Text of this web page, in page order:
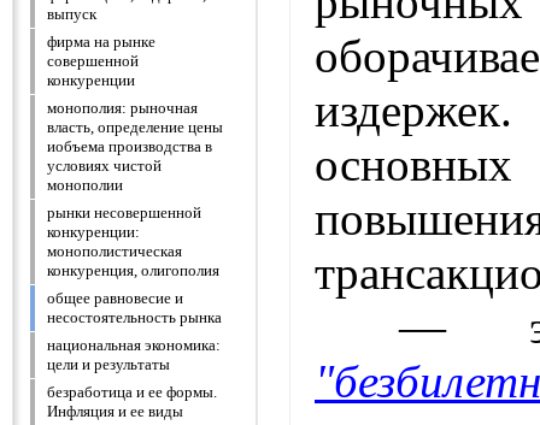
выпуск
фирма на рынке
совершенной
конкуренции
монополия: рыночная
власть, определение цены
иобъема производства в
условиях чистой
монополии
рынки несовершенной
конкуренции:
монополистическая
конкуренция, олигополия
общее равновесие и
несостоятельность рынка
национальная экономика:
цели и результаты
безработица и ее формы.
Инфляция и ее виды
основных
—